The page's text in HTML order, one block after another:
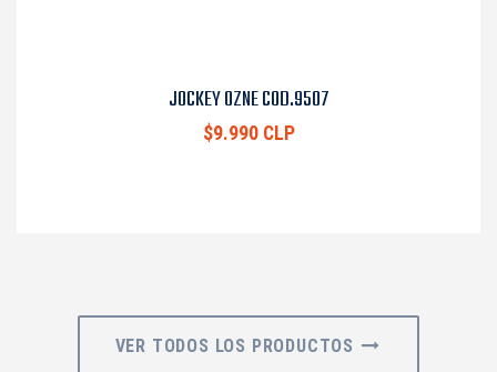
JOCKEY OZNE COD.9507
$9.990 CLP
VER TODOS LOS PRODUCTOS